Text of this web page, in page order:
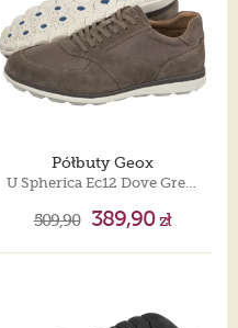
Półbuty Geox
U Spherica Ec12 Dove Grey U65GRA 02211 C1018
509,90 389,90zł